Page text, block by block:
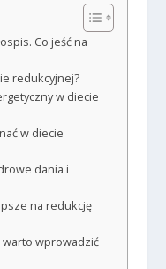
Co jeść na
redukcyjnej?
w diecie
w diecie
dania i
na redukcję
warto wprowadzić